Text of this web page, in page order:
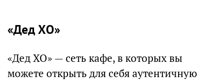
«Дед ХО»
«Дед ХО» — сеть кафе, в которых вы
можете открыть для себя аутентичную